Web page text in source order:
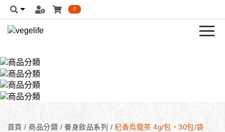
0
首頁/ 商品分類 /養身飲品系列 / 杞香烏龍茶 4g/包，30包/袋